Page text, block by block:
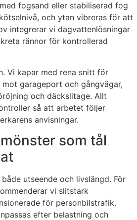
fogsand eller stabiliserad fog
och ytan vibreras för att
integrerar vi dagvattenlösningar
rännor för kontrollerad
Vi kapar med rena snitt för
garageport och gångvägar,
och däckslitage. Allt
så att arbetet följer
anvisningar.
som tål
utseende och livslängd. För
vi slitstark
för personbilstrafik.
efter belastning och